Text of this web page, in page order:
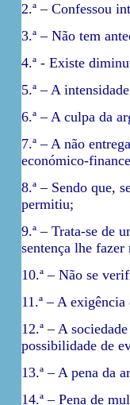
2.ª – Confessou
3.ª – Não tem
4.ª - Existe
5.ª – A
6.ª – A culpa da
7.ª – A não
económico-
8.ª – Sendo que,
permitiu;
9.ª – Trata-se de
sentença lhe
10.ª – Não se
11.ª – A
12.ª – A
possibilidade de
13.ª – A pena da
14.ª – Pena de